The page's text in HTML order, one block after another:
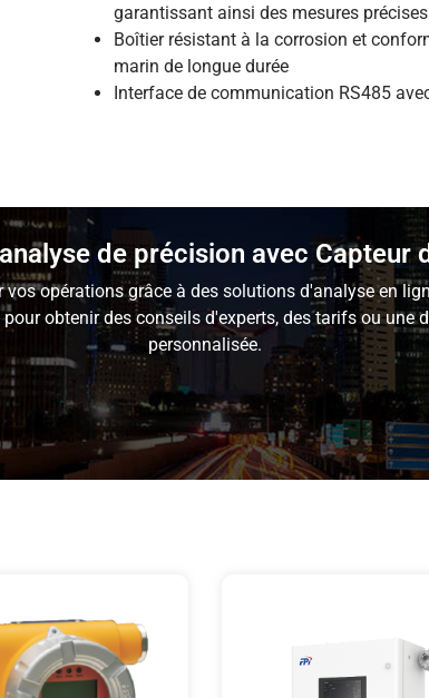
garantissant ainsi des mesures
Boîtier résistant à la corrosion et
marin de longue durée
Interface de communication RS485
de précision avec Capteur
vos opérations grâce à des solutions d'analyse en
pour obtenir des conseils d'experts, des tarifs ou une
personnalisée.